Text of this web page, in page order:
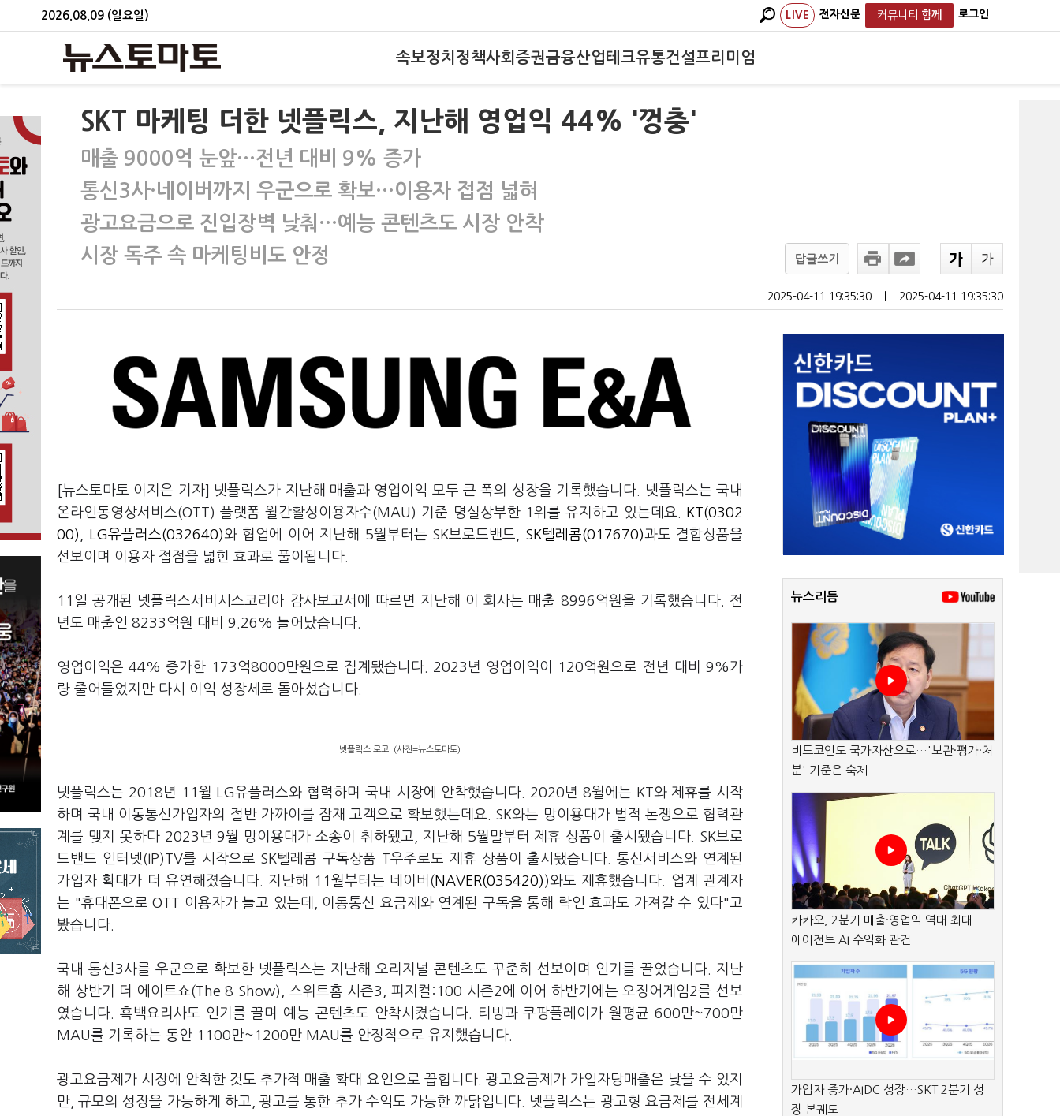
2026.08.09 (일요일) LIVE 전자신문 커뮤니티 함께 로그인
속보정치 정책사회 증권금융산업테크유통건설프리미엄
SKT 마케팅 더한 넷플릭스, 지난해 영업익 44% '껑충'
매출 9000억 눈앞…전년 대비 9% 증가
통신3사·네이버까지 우군으로 확보…이용자 접점 넓혀
광고요금으로 진입장벽 낮춰…예능 콘텐츠도 시장 안착
시장 독주 속 마케팅비도 안정
답글쓰기
2025-04-11 19:35:30 2025-04-11 19:35:30
[뉴스토마토 이지은 기자] 넷플릭스가 지난해 매출과 영업이익 모두 큰 폭의 성장을 기록했습니다. 넷플릭스는 국내
온라인동영상서비스(OTT) 플랫폼 월간활성이용자수(MAU) 기준 명실상부한 1위를 유지하고 있는데요.
KT(0302
00)
LG유플러스(032640)와 협업에 이어 지난해 5월부터는 SK브로드밴드, SK텔레콤(017670)과도 결합상품을
선보이며 이용자 접점을 넓힌 효과로 풀이됩니다.
11일 공개된 넷플릭스서비시스코리아 감사보고서에 따르면 지난해 이 회사는 매출 8996억원을 기록했습니다. 전
년도 매출인 8233억원 대비 9.26% 늘어났습니다.
영업이익은 44% 증가한 173억8000만원으로 집계됐습니다. 2023년 영업이익이 120억원으로 전년 대비 9%가
량 줄어들었지만 다시 이익 성장세로 돌아섰습니다.
넷플릭스 로고. (사진=뉴스토마토)
넷플릭스는 2018년 11월 LG유플러스와 협력하며 국내 시장에 안착했습니다. 2020년 8월에는 KT와 제휴를 시작
하며 국내 이동통신가입자의 절반 가까이를 잠재 고객으로 확보했는데요. SK와는 망이용대가 법적 논쟁으로 협력관
계를 맺지 못하다 2023년 9월 망이용대가 소송이 취하됐고, 지난해 5월말부터 제휴 상품이 출시됐습니다. SK브로
드밴드 인터넷(IP)TV를 시작으로 SK텔레콤 구독상품 T우주로도 제휴 상품이 출시됐습니다. 통신서비스와 연계된
가입자 확대가 더 유연해졌습니다. 지난해 11월부터는 네이버( NAVER(035420) )와도 제휴했습니다. 업계 관계자
는 "휴대폰으로 OTT 이용자가 늘고 있는데, 이동통신 요금제와 연계된 구독을 통해 락인 효과도 가져갈 수 있다"고
봤습니다.
국내 통신3사를 우군으로 확보한 넷플릭스는 지난해 오리지널 콘텐츠도 꾸준히 선보이며 인기를 끌었습니다. 지난
해 상반기 더 에이트쇼(The 8 Show), 스위트홈 시즌3, 피지컬:100 시즌2에 이어 하반기에는 오징어게임2를 선보
였습니다. 흑백요리사도 인기를 끌며 예능 콘텐츠도 안착시켰습니다. 티빙과 쿠팡플레이가 월평균 600만~700만
MAU를 기록하는 동안 1100만~1200만 MAU를 안정적으로 유지했습니다.
광고요금제가 시장에 안착한 것도 추가적 매출 확대 요인으로 꼽힙니다. 광고요금제가 가입자당매출은 낮을 수 있지
만, 규모의 성장을 가능하게 하고, 광고를 통한 추가 수익도 가능한 까닭입니다. 넷플릭스는 광고형 요금제를 전세계
뉴스리듬
비트코인도 국가자산으로…'보관·평가·처
분' 기준은 숙제
카카오, 2분기 매출·영업익 역대 최대…
에이전트 AI 수익화 관건
가입자 증가·AIDC 성장…SKT 2분기 성
장 본궤도